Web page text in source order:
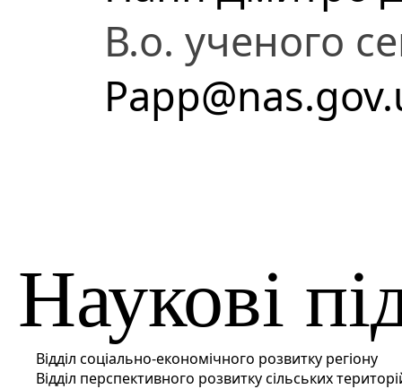
В.о. ученого
Наукові
Відділ соціально-економічного розвитку регіону
Відділ перспективного розвитку сільських